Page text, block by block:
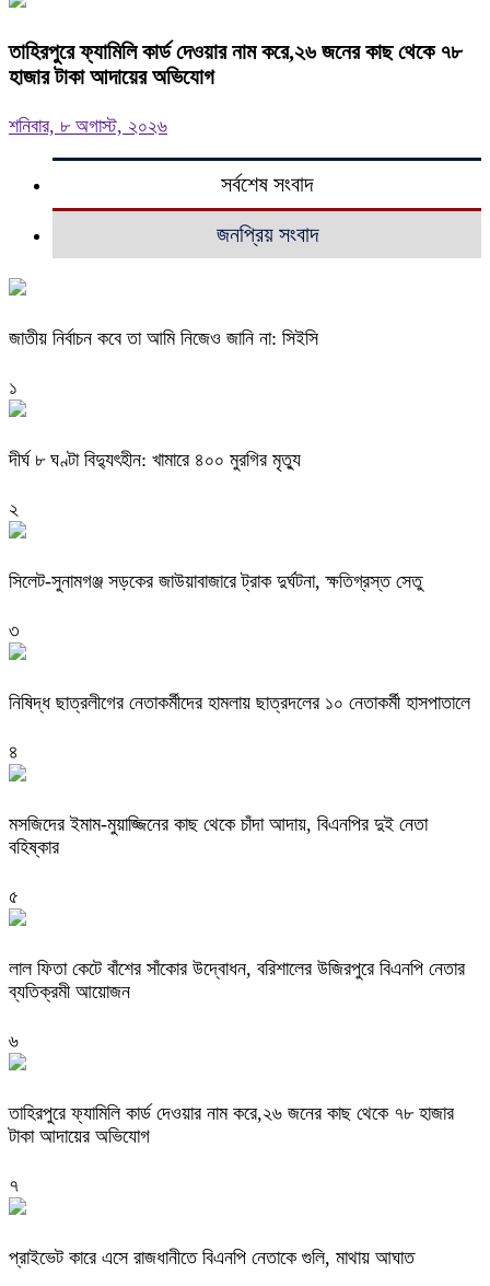
তাহিরপুরে ফ্যামিলি কার্ড দেওয়ার নাম করে,২৬ জনের কাছ থেকে ৭৮
হাজার টাকা আদায়ের অভিযোগ
শনিবার, ৮ অগাস্ট, ২০২৬
সর্বশেষ সংবাদ
জনপ্রিয় সংবাদ
জাতীয় নির্বাচন কবে তা আমি নিজেও জানি না: সিইসি
১
দীর্ঘ ৮ ঘণ্টা বিদ্যুৎহীন: খামারে ৪০০ মুরগির মৃত্যু
২
‎সিলেট-সুনামগঞ্জ সড়কের জাউয়াবাজারে ট্রাক দুর্ঘটনা, ক্ষতিগ্রস্ত সেতু
৩
নিষিদ্ধ ছাত্রলীগের নেতাকর্মীদের হামলায় ছাত্রদলের ১০ নেতাকর্মী হাসপাতালে
৪
মসজিদের ইমাম-মুয়াজ্জিনের কাছ থেকে চাঁদা আদায়, বিএনপির দুই নেতা
বহিষ্কার
৫
‎লাল ফিতা কেটে বাঁশের সাঁকোর উদ্বোধন, বরিশালের উজিরপুরে বিএনপি নেতার
ব্যতিক্রমী আয়োজন
৬
তাহিরপুরে ফ্যামিলি কার্ড দেওয়ার নাম করে,২৬ জনের কাছ থেকে ৭৮ হাজার
টাকা আদায়ের অভিযোগ
৭
প্রাইভেট কারে এসে রাজধানীতে বিএনপি নেতাকে গুলি, মাথায় আঘাত